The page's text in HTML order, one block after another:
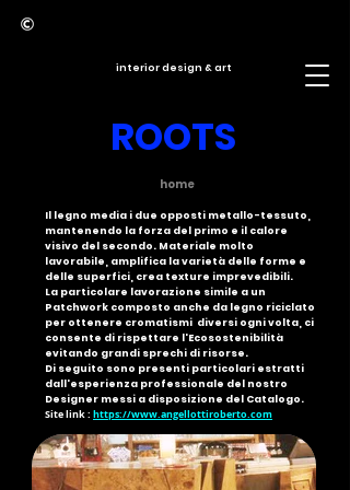
interior design & art
ROOTS
home
Il legno media i due opposti metallo-tessuto,
mantenendo la forza del primo e il calore
visivo del secondo. Materiale molto
lavorabile, amplifica la varietà delle forme e
delle superfici, crea texture imprevedibili.
La particolare lavorazione simile a un
Patchwork composto anche da legno riciclato
per ottenere cromatismi diversi ogni volta, ci
consente di rispettare l'Ecosostenibilità
evitando grandi sprechi di risorse.
Di seguito sono presenti particolari estratti
dall'esperienza professionale del nostro
Designer messi a disposizione del Catalogo.
Site link : https://www.angellottiroberto.com